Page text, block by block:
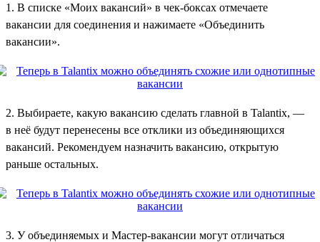
1. В списке «Моих вакансий» в чек-боксах отмечаете
вакансии для соединения и нажимаете «Объединить
вакансии».
2. Выбираете, какую вакансию сделать главной в Talantix, —
в неё будут перенесены все отклики из объединяющихся
вакансий. Рекомендуем назначить вакансию, открытую
раньше остальных.
3. У объединяемых и Мастер-вакансии могут отличаться